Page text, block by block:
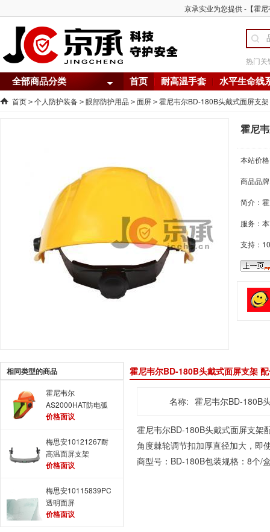
京承实业为您提供 -【霍
热门关
全部商品分类 首页 耐高温手套 水平生命线
首页 > 个人防护装备 > 眼部防护用品 > 面屏 > 霍尼韦尔BD-180B头戴式面屏支
霍尼
本站价
商品品
简介：
服务：
支持：
相同类型的商品
霍尼韦尔
AS2000HAT防电弧
面屏 平衡型防电弧
价格面议
梅思安10121267耐
高温面屏支架
价格面议
梅思安10115839PC
透明面屏
价格面议
霍尼韦尔BD-180B头戴式面屏支架
名称: 霍尼韦尔BD-180B
霍尼韦尔BD-180B头戴式面屏支架
角度棘轮调节扣加厚直径加大，即
商型号：BD-180B包装规格：8个/